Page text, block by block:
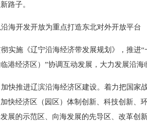
路子。
海开发开放为重点打造东北对外开放平台
实施《辽宁沿海经济带发展规划》，推进
临港经济区）”协调互动发展，大力发展沿
快推进辽滨沿海经济区建设。着力把国家
快经济区（园区）体制创新、科技创新、
展的示范区、向海发展的先导区、改革创